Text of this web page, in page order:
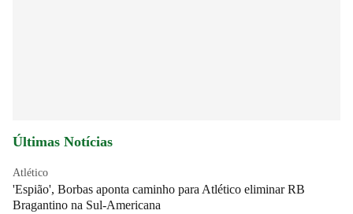
Últimas Notícias
Atlético
'Espião', Borbas aponta caminho para Atlético eliminar RB
Bragantino na Sul-Americana